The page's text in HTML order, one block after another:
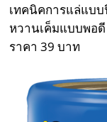
เทคนิคการแล่แบบ
หวานเค็มแบบพอ
ราคา 39 บาท